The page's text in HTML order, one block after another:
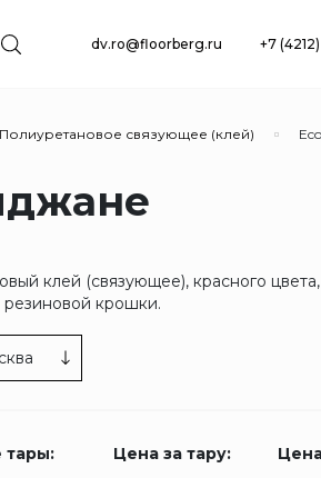
dv.ro@floorberg.ru +7
Полиуретановое связующее (клей)
клей (связующее), красного
резиновой крошки.
тары: Цена за тару: